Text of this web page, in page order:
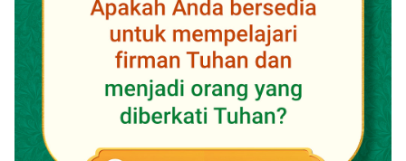
menyusun kayu dan mengikat Ishak, anaknya dan
membaringkannya di mezbah itu, di atas kayu. Lalu
Abraham mengulurkan tangannya dan mengambil
pisau untuk menyembelih anak lelakinya”
22:9-10)
. Ketika Abraham mengulurkan tangannya dan
mengambil pisau untuk menyembelih anak laki-